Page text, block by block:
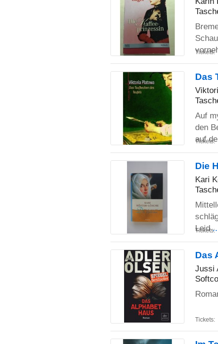
Tickets:
Das
Auf
den
auf
Tickets:
Die
Kari
Leid
Tickets:
Das
Jussi
Tickets: